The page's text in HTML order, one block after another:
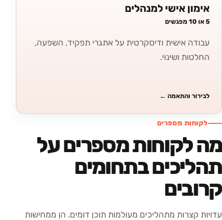
אימון אישי למנהלים
5 או 10 מפגשים
עבודה אישית ודיסקרטית על אתגרי תפקיד, השפעה,
החלטות ושינוי.
לבירור והתאמה ←
לקוחות מספרים
מה לקוחות מספרים על
תהליכים בתחומים
קרובים
עדויות קצרות מתהליכים מעולמות תוכן דומים. הן ממחישות